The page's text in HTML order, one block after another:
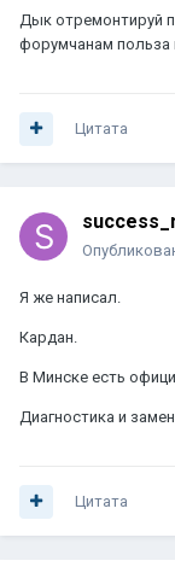
Дык отремонтируй
форумчанам польза
Цитата
Я же написал.
Кардан.
В Минске есть
Диагностика и
Цитата